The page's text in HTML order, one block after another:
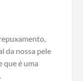
da nossa pele
que é uma